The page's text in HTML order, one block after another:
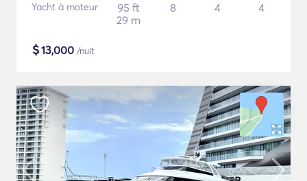
Yacht à moteur
95 ft
29 m
8 4 4
$13,000 /nuit